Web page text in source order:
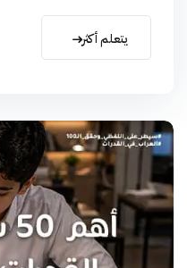
يتعلم أكثر